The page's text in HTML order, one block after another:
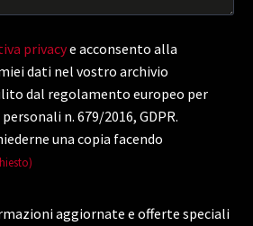
privacye acconsento alla
dati nel vostro archivio
dal regolamento europeo per
n. 679/2016, GDPR.
una copia facendo
aggiornate e offerte speciali